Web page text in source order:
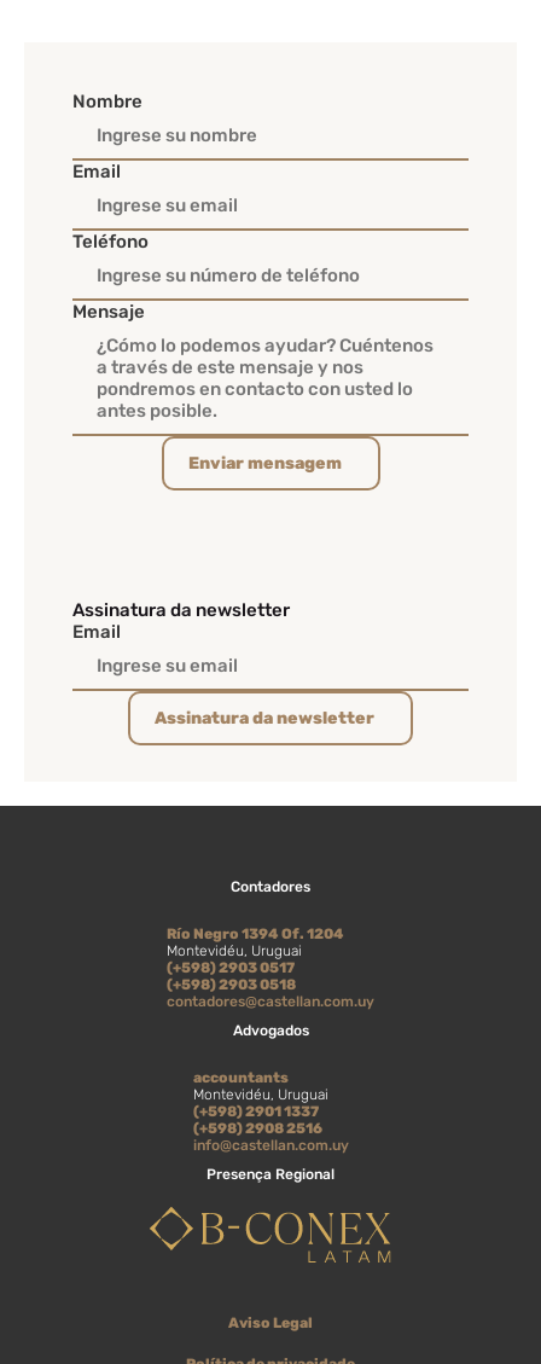
Nombre
Email
Teléfono
Mensaje
Enviar mensagem
Assinatura da newsletter
Email
Assinatura da newsletter
Aviso Legal
Presença Regional
Advogados
accountants
Montevidéu, Uruguai
(+598) 2901 1337
(+598) 2908 2516
info@castellan.com.uy
Contadores
Río Negro 1394 Of. 1204
Montevidéu, Uruguai
(+598) 2903 0517
(+598) 2903 0518
contadores@castellan.com.uy